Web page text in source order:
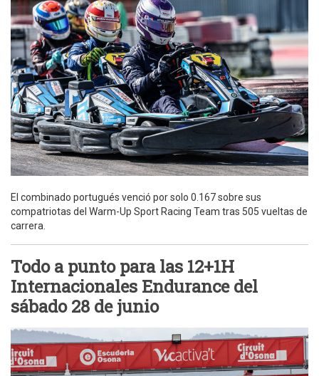
El combinado portugués venció por solo 0.167 sobre sus
compatriotas del Warm-Up Sport Racing Team tras 505 vueltas de
carrera.
Todo a punto para las 12+1H
Internacionales Endurance del
sábado 28 de junio